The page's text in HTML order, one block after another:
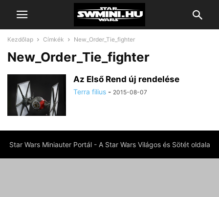
Kezdőlap Címkék New_Order_Tie_fighter
New_Order_Tie_fighter
Az Első Rend új rendelése
Terra filius - 2015-08-07
Star Wars Miniauter Portál - A Star Wars Világos és Sötét oldala